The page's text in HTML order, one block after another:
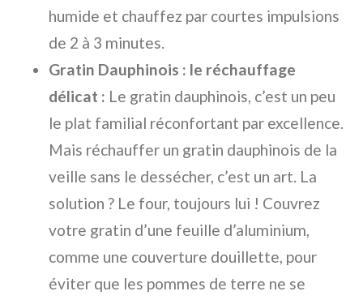
humide et chauffez par courtes impulsions
de 2 à 3 minutes.
Gratin Dauphinois : le réchauffage
délicat : Le gratin dauphinois, c’est un peu
le plat familial réconfortant par excellence.
Mais réchauffer un gratin dauphinois de la
veille sans le dessécher, c’est un art. La
solution ? Le four, toujours lui ! Couvrez
votre gratin d’une feuille d’aluminium,
comme une couverture douillette, pour
éviter que les pommes de terre ne se